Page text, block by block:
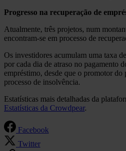
Progresso na recuperação de
Atualmente, três projetos, num
encontram-se em processo de
Os investidores acumulam uma taxa
por cada dia de atraso no pagamento
empréstimo, desde que o promotor do
processo de insolvência.
Estatísticas mais detalhadas da
Estatísticas da Crowdpear.
Facebook
Twitter